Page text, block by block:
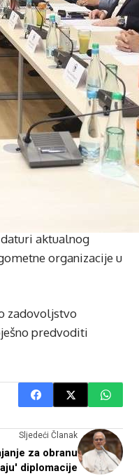
aktualnog
organizacije u
zadovoljstvo
predvoditi
Sljedeći Članak
za obranu
diplomacije